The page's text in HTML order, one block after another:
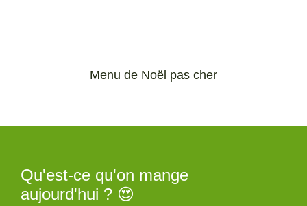
Menu de Noël pas cher
Qu'est-ce qu'on mange
aujourd'hui ? 😍